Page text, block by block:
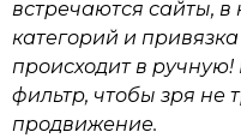
встречаются сайты, в
категорий и
происходит в
фильтр, чтобы зря не
продвижение.